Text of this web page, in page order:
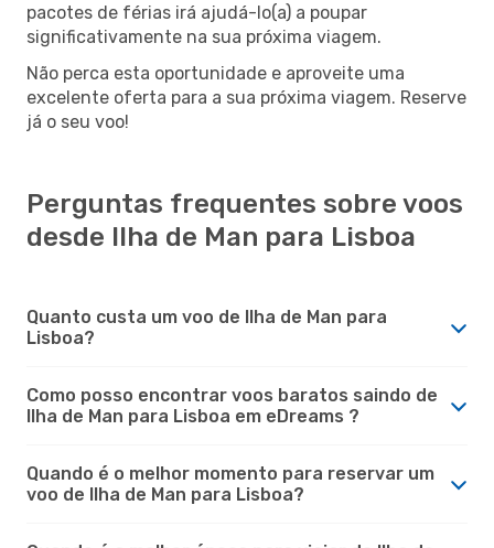
pacotes de férias irá ajudá-lo(a) a poupar
significativamente na sua próxima viagem.
Não perca esta oportunidade e aproveite uma
excelente oferta para a sua próxima viagem. Reserve
já o seu voo!
Perguntas frequentes sobre voos
desde Ilha de Man para Lisboa
Quanto custa um voo de Ilha de Man para
Lisboa?
Como posso encontrar voos baratos saindo de
Ilha de Man para Lisboa em eDreams ?
Quando é o melhor momento para reservar um
voo de Ilha de Man para Lisboa?